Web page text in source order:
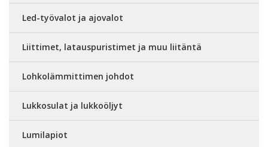
Led-työvalot ja ajovalot
Liittimet, latauspuristimet ja muu liitäntä
Lohkolämmittimen johdot
Lukkosulat ja lukkoöljyt
Lumilapiot